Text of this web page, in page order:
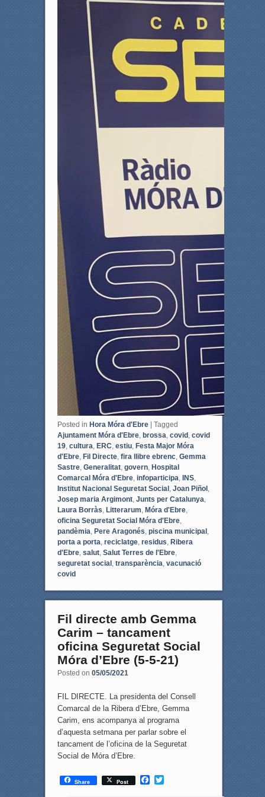
Posted in Hora Móra d'Ebre | Tagged
Ajuntament Móra d'Ebre, brossa covid, covid
19, cultura ERC estiu, Festa Major Móra
d'Ebre, Fil Directe, fira llibre ebrenc, Gemma
Sastre, Generalitat, govern, Hospital
Comarcal Móra d'Ebre, infoparticipa INS,
Institut Nacional Seguretat Social, Joan Piñol,
Josep maria Argimont, Junts per Catalunya
Laura Borràs Litterarum Móra d'Ebre,
oficina Seguretat Social Móra d'Ebre,
pandèmia Pere Aragonés piscina municipal,
porta a porta reciclatge, residus Ribera
d'Ebre, salut, Salut Terres de l'Ebre,
seguretat social, transparència vacunació
covid
Fil directe amb Gemma
Carim – tancament
oficina Seguretat Social
Móra d’Ebre (5-5-21)
Posted on 05/05/2021
FIL DIRECTE. La presidenta del Consell
Comarcal de la Ribera d’Ebre, Gemma
Carim, ens acompanya al programa
d’aquesta setmana per parlar sobre el
tancament de l’oficina de la Seguretat
Social de Móra d’Ebre.
Share Post
F
T